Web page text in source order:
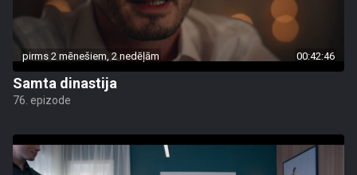
pirms 2 mēnešiem, 2 nedēļām 00:42:46
Samta dinastija
76. epizode